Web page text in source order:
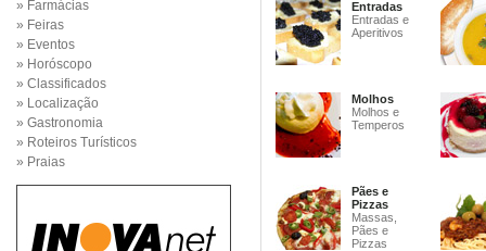
» Farmácias
» Feiras
» Eventos
» Horóscopo
» Classificados
» Localização
» Gastronomia
» Roteiros Turísticos
» Praias
Entradas
Entradas e
Aperitivos
Molhos
Molhos e
Temperos
Pães e
Pizzas
Massas,
Pães e
Pizzas